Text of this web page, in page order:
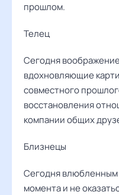
прошлом.
Телец
Сегодня
вдохновляющие
совместного
восстановления
компании общих
Близнецы
Сегодня влюбленным
момента и не